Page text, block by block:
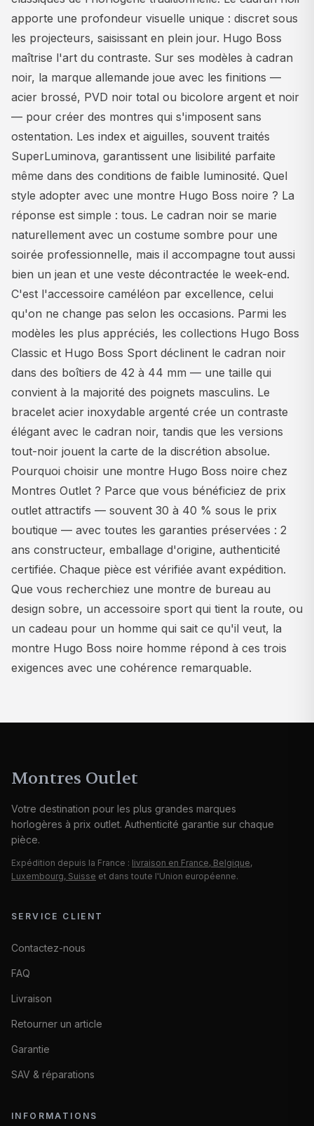
apporte une profondeur visuelle unique : discret sous
les projecteurs, saisissant en plein jour. Hugo Boss
maîtrise l'art du contraste. Sur ses modèles à cadran
noir, la marque allemande joue avec les finitions —
acier brossé, PVD noir total ou bicolore argent et noir
— pour créer des montres qui s'imposent sans
ostentation. Les index et aiguilles, souvent traités
SuperLuminova, garantissent une lisibilité parfaite
même dans des conditions de faible luminosité. Quel
style adopter avec une montre Hugo Boss noire ? La
réponse est simple : tous. Le cadran noir se marie
naturellement avec un costume sombre pour une
soirée professionnelle, mais il accompagne tout aussi
bien un jean et une veste décontractée le week-end.
C'est l'accessoire caméléon par excellence, celui
qu'on ne change pas selon les occasions. Parmi les
modèles les plus appréciés, les collections Hugo Boss
Classic et Hugo Boss Sport déclinent le cadran noir
dans des boîtiers de 42 à 44 mm — une taille qui
convient à la majorité des poignets masculins. Le
bracelet acier inoxydable argenté crée un contraste
élégant avec le cadran noir, tandis que les versions
tout-noir jouent la carte de la discrétion absolue.
Pourquoi choisir une montre Hugo Boss noire chez
Montres Outlet ? Parce que vous bénéficiez de prix
outlet attractifs — souvent 30 à 40 % sous le prix
boutique — avec toutes les garanties préservées : 2
ans constructeur, emballage d'origine, authenticité
certifiée. Chaque pièce est vérifiée avant expédition.
Que vous recherchiez une montre de bureau au
design sobre, un accessoire sport qui tient la route, ou
un cadeau pour un homme qui sait ce qu'il veut, la
montre Hugo Boss noire homme répond à ces trois
exigences avec une cohérence remarquable.
Montres Outlet
Votre destination pour les plus grandes marques
horlogères à prix outlet. Authenticité garantie sur chaque
pièce.
Expédition depuis la France : livraison en France, Belgique,
Luxembourg, Suisse et dans toute l'Union européenne.
SERVICE CLIENT
Contactez-nous
FAQ
Livraison
Retourner un article
Garantie
SAV & réparations
INFORMATIONS